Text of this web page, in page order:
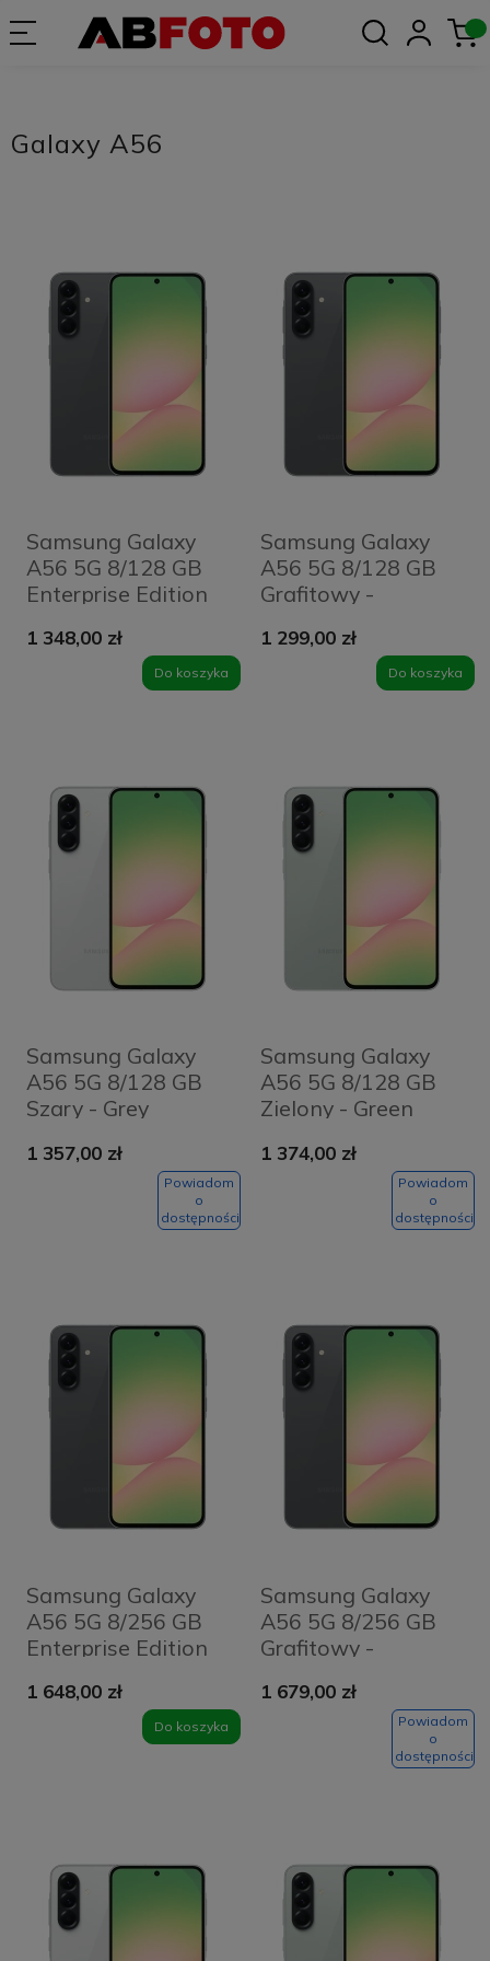
Galaxy A56
Samsung Galaxy
A56 5G 8/128 GB
Enterprise Edition
Graphite
1 348,00 zł
Do koszyka
Samsung Galaxy
A56 5G 8/128 GB
Grafitowy -
1 299,00 zł
Do koszyka
Samsung Galaxy
A56 5G 8/128 GB
Szary - Grey
1 357,00 zł
Powiadom
o
dostępności
Samsung Galaxy
A56 5G 8/128 GB
Zielony - Green
1 374,00 zł
Powiadom
o
dostępności
Samsung Galaxy
A56 5G 8/256 GB
Enterprise Edition
Graphite
1 648,00 zł
Do koszyka
Samsung Galaxy
A56 5G 8/256 GB
Grafitowy -
1 679,00 zł
Powiadom
o
dostępności